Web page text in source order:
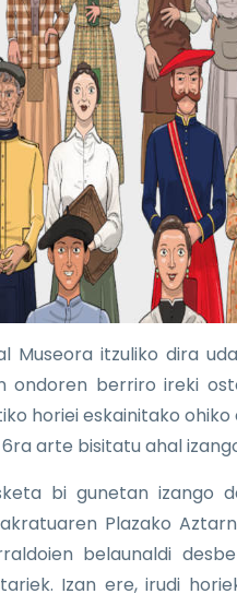
Museora itzuliko dira
ondoren berriro ireki
horiei eskainitako
arte bisitatu ahal
bi gunetan izango
Plazako
belaunaldi
Izan ere, irudi